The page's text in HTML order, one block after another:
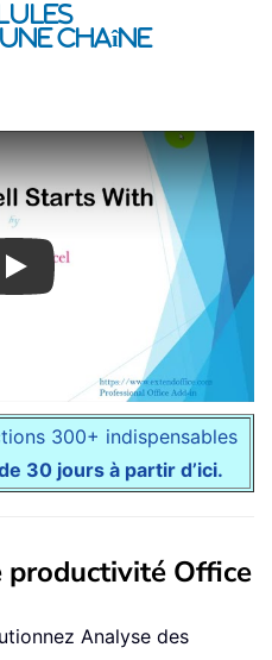
chaîne
Play
300+ indispensables
30 jours à partir d’ici.
Office
Analyse des